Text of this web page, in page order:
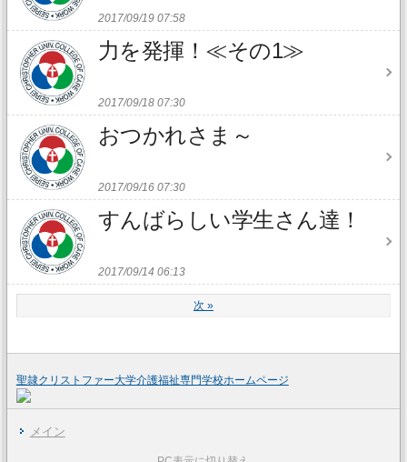
2017/09/19 07:58
力を発揮！≪その1≫
2017/09/18 07:30
おつかれさま～
2017/09/16 07:30
すんばらしい学生さん達！
2017/09/14 06:13
次 »
聖隷クリストファー大学介護福祉専門学校ホームページ
メイン